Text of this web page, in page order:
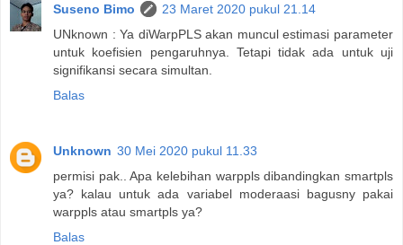
Suseno Bimo
23 Maret 2020 pukul 21.14
UNknown : Ya diWarpPLS akan muncul estimasi parameter
untuk koefisien pengaruhnya. Tetapi tidak ada untuk uji
signifikansi secara simultan.
Balas
Unknown 30 Mei 2020 pukul 11.33
permisi pak.. Apa kelebihan warppls dibandingkan smartpls
ya? kalau untuk ada variabel moderaasi bagusny pakai
warppls atau smartpls ya?
Balas